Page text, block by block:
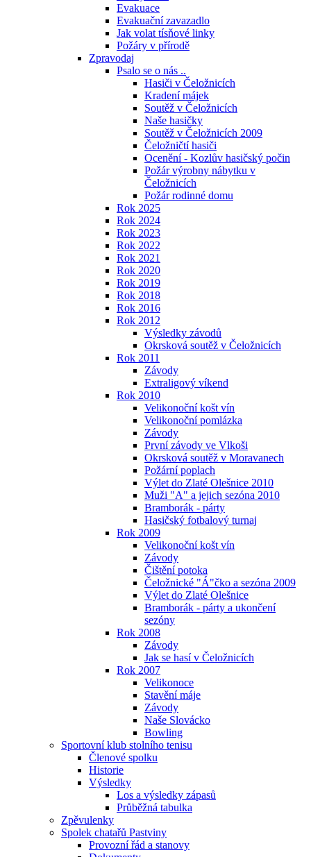
Evakuace
Evakuační zavazadlo
Jak volat tísňové linky
Požáry v přírodě
Zpravodaj
Psalo se o nás ..
Hasiči v Čeložnicích
Kradení májek
Soutěž v Čeložnicích
Naše hasičky
Soutěž v Čeložnicích 2009
Čeložničtí hasiči
Ocenění - Kozlův hasičský počin
Požár výrobny nábytku v
Čeložnicích
Požár rodinné domu
Rok 2025
Rok 2024
Rok 2023
Rok 2022
Rok 2021
Rok 2020
Rok 2019
Rok 2018
Rok 2016
Rok 2012
Výsledky závodů
Okrsková soutěž v Čeložnicích
Rok 2011
Závody
Extraligový víkend
Rok 2010
Velikonoční košt vín
Velikonoční pomlázka
Závody
První závody ve Vlkoši
Okrsková soutěž v Moravanech
Požární poplach
Výlet do Zlaté Olešnice 2010
Muži "A" a jejich sezóna 2010
Bramborák - párty
Hasičský fotbalový turnaj
Rok 2009
Velikonoční košt vín
Závody
Čištění potoka
Čeložnické "Á"čko a sezóna 2009
Výlet do Zlaté Olešnice
Bramborák - párty a ukončení
sezóny
Rok 2008
Závody
Jak se hasí v Čeložnicích
Rok 2007
Velikonoce
Stavění máje
Závody
Naše Slovácko
Bowling
Sportovní klub stolního tenisu
Členové spolku
Historie
Výsledky
Los a výsledky zápasů
Průběžná tabulka
Zpěvulenky
Spolek chatařů Pastviny
Provozní řád a stanovy